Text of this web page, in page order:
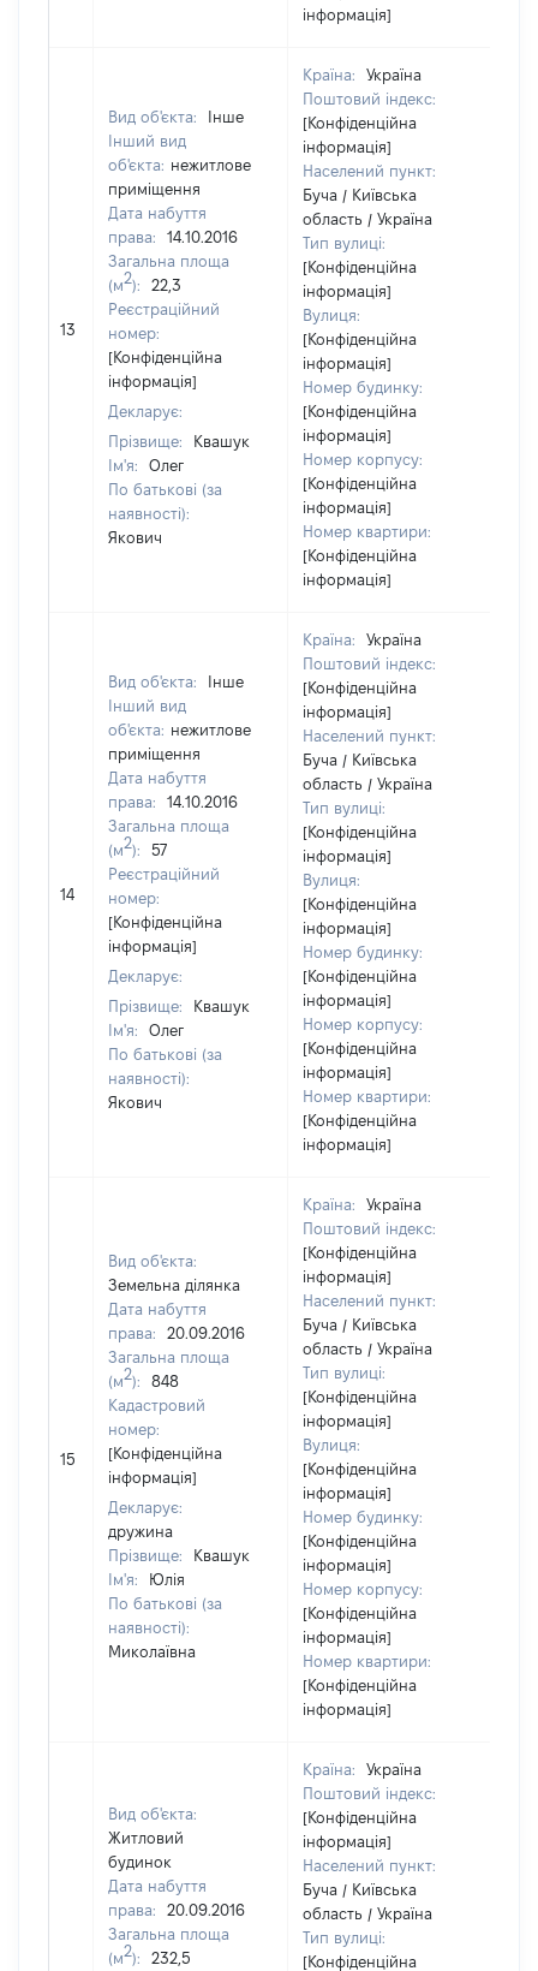
інформація]
13
Вид об'єкта:
Інше
Інший вид
об'єкта: нежитлове
приміщення
Дата набуття
права:
14.10.2016
Загальна площа
(м2):
22,3
Реєстраційний
номер:
[Конфіденційна
інформація]
Декларує:
Прізвище:
Квашук
Ім'я:
Олег
По батькові (за
наявності):
Якович
Країна:
Україна
Поштовий індекс:
[Конфіденційна
інформація]
Населений пункт:
Буча / Київська
область / Україна
Тип вулиці:
[Конфіденційна
інформація]
Вулиця:
[Конфіденційна
інформація]
Номер будинку:
[Конфіденційна
інформація]
Номер корпусу:
[Конфіденційна
інформація]
Номер квартири:
[Конфіденційна
інформація]
14
Вид об'єкта:
Інше
Інший вид
об'єкта: нежитлове
приміщення
Дата набуття
права:
14.10.2016
Загальна площа
(м2):
57
Реєстраційний
номер:
[Конфіденційна
інформація]
Декларує:
Прізвище:
Квашук
Ім'я:
Олег
По батькові (за
наявності):
Якович
Країна:
Україна
Поштовий індекс:
[Конфіденційна
інформація]
Населений пункт:
Буча / Київська
область / Україна
Тип вулиці:
[Конфіденційна
інформація]
Вулиця:
[Конфіденційна
інформація]
Номер будинку:
[Конфіденційна
інформація]
Номер корпусу:
[Конфіденційна
інформація]
Номер квартири:
[Конфіденційна
інформація]
15
Вид об'єкта:
Земельна ділянка
Дата набуття
права:
20.09.2016
Загальна площа
(м2):
848
Кадастровий
номер:
[Конфіденційна
інформація]
Декларує:
дружина
Прізвище:
Квашук
Ім'я:
Юлія
По батькові (за
наявності):
Миколаївна
Країна:
Україна
Поштовий індекс:
[Конфіденційна
інформація]
Населений пункт:
Буча / Київська
область / Україна
Тип вулиці:
[Конфіденційна
інформація]
Вулиця:
[Конфіденційна
інформація]
Номер будинку:
[Конфіденційна
інформація]
Номер корпусу:
[Конфіденційна
інформація]
Номер квартири:
[Конфіденційна
інформація]
Вид об'єкта:
Житловий
будинок
Дата набуття
права:
20.09.2016
Загальна площа
(м2): 232,5
Країна:
Україна
Поштовий індекс:
[Конфіденційна
інформація]
Населений пункт:
Буча / Київська
область / Україна
Тип вулиці:
[Конфіденційна